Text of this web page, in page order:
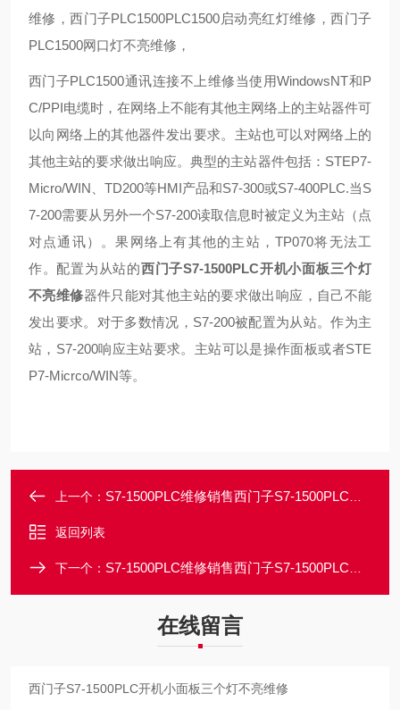
维修，西门子PLC1500PLC1500启动亮红灯维修，西门子
PLC1500网口灯不亮维修，
西门子PLC1500通讯连接不上维修当使用WindowsNT和P
C/PPI电缆时，在网络上不能有其他主网络上的主站器件可
以向网络上的其他器件发出要求。主站也可以对网络上的
其他主站的要求做出响应。典型的主站器件包括：STEP7-
Micro/WIN、TD200等HMI产品和S7-300或S7-400PLC.当S
7-200需要从另外一个S7-200读取信息时被定义为主站（点
对点通讯）。果网络上有其他的主站，TP070将无法工
作。配置为从站的西门子S7-1500PLC开机小面板三个灯
不亮维修器件只能对其他主站的要求做出响应，自己不能
发出要求。对于多数情况，S7-200被配置为从站。作为主
站，S7-200响应主站要求。主站可以是操作面板或者STE
P7-Micrco/WIN等。
上一个： S7-1500PLC维修销售西门子S7-1500PLC开机小面板黑屏不亮维修
返回列表
下一个： S7-1500PLC维修销售西门子S7-1500PLC上电面板指示灯都不亮维修
在线留言